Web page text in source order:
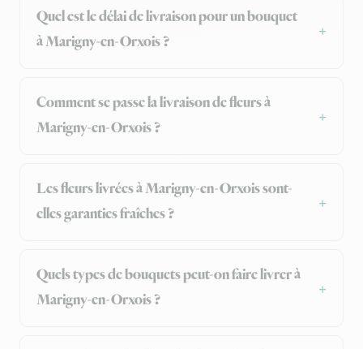
Quel est le délai de livraison pour un bouquet
à Marigny-en-Orxois ?
Comment se passe la livraison de fleurs à
Marigny-en-Orxois ?
Les fleurs livrées à Marigny-en-Orxois sont-
elles garanties fraîches ?
Quels types de bouquets peut-on faire livrer à
Marigny-en-Orxois ?